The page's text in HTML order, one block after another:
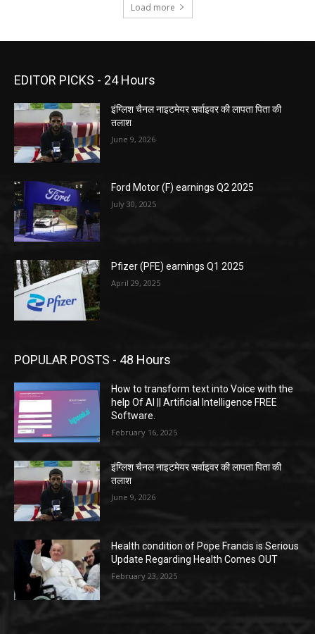
Load more
EDITOR PICKS - 24 Hours
इंग्लिश चैनल नाइटमेयर सर्वाइवर की लापता पिता की
तलाश
June 9, 2026
Ford Motor (F) earnings Q2 2025
July 30, 2025
Pfizer (PFE) earnings Q1 2025
April 29, 2025
POPULAR POSTS - 48 Hours
How to transform text into Voice with the
help Of AI || Artificial Intelligence FREE
Software.
February 16, 2025
इंग्लिश चैनल नाइटमेयर सर्वाइवर की लापता पिता की
तलाश
June 9, 2026
Health condition of Pope Francis is Serious
Update Regarding Health Comes OUT
February 23, 2025